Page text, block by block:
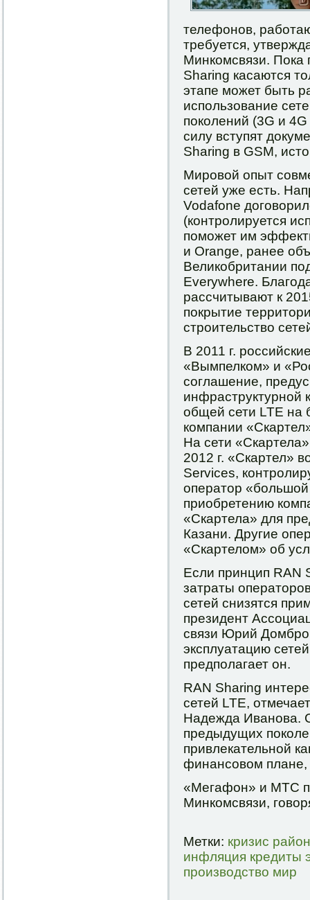
телефонов,
требуется,
Минкомсвязи. Пока
Sharing касаются
этапе может быть
использование
поколений (3G и
силу вступят
Sharing в GSM,
Мировой опыт
сетей уже есть.
Vodafone
(контролируется
поможет им
и Orange, ранее
Великобритании
Everywhere.
рассчитывают к
покрытие
строительство
В 2011 г.
«Вымпелком» и
соглашение,
инфраструктурной
общей сети LTE на
компании
На сети
2012 г. «Скартел»
Services,
оператор «большой
приобретению
«Скартела» для
Казани. Другие
«Скартелом» об
Если принцип RAN
затраты
сетей снизятся
президент
связи Юрий
эксплуатацию
предполагает он.
RAN Sharing
сетей LTE,
Надежда Иванова.
предыдущих
привлекательной
финансовом плане,
«Мегафон» и МТС
Минкомсвязи,
Метки: кризис район
инфляция кредиты
производство мир